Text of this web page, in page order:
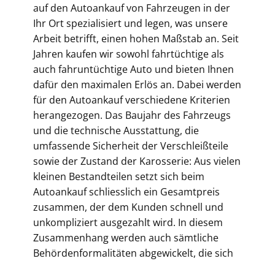
auf den Autoankauf von Fahrzeugen in der
Ihr Ortspezialisiert und legen, was unsere
Arbeit betrifft, einen hohen Maßstab an. Seit
Jahren kaufen wir sowohl fahrtüchtige als
auch fahruntüchtige Auto und bieten Ihnen
dafür den maximalen Erlös an. Dabei werden
für den Autoankauf verschiedene Kriterien
herangezogen. Das Baujahr des Fahrzeugs
und die technische Ausstattung, die
umfassende Sicherheit der Verschleißteile
sowie der Zustand der Karosserie: Aus vielen
kleinen Bestandteilen setzt sich beim
Autoankauf schliesslich ein Gesamtpreis
zusammen, der dem Kunden schnell und
unkompliziert ausgezahlt wird. In diesem
Zusammenhang werden auch sämtliche
Behördenformalitäten abgewickelt, die sich